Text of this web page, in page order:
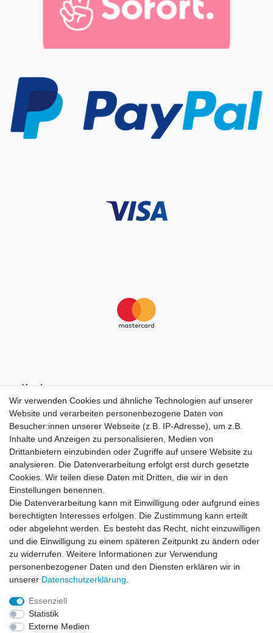
Vorab-
Überweisung
Wir verwenden Cookies und ähnliche Technologien auf unserer
Website und verarbeiten personenbezogene Daten von
Besucher:innen unserer Webseite (z.B. IP-Adresse), um z.B.
Inhalte und Anzeigen zu personalisieren, Medien von
Drittanbietern einzubinden oder Zugriffe auf unsere Website zu
analysieren. Die Datenverarbeitung erfolgt erst durch gesetzte
Cookies. Wir teilen diese Daten mit Dritten, die wir in den
Einstellungen benennen.
Die Datenverarbeitung kann mit Einwilligung oder aufgrund eines
berechtigten Interesses erfolgen. Die Zustimmung kann erteilt
oder abgelehnt werden. Es besteht das Recht, nicht einzuwilligen
und die Einwilligung zu einem späteren Zeitpunkt zu ändern oder
zu widerrufen. Weitere Informationen zur Verwendung
personenbezogener Daten und den Diensten erklären wir in
unserer Daten­schutz­erklärung
Essenziell
Statistik
Externe Medien